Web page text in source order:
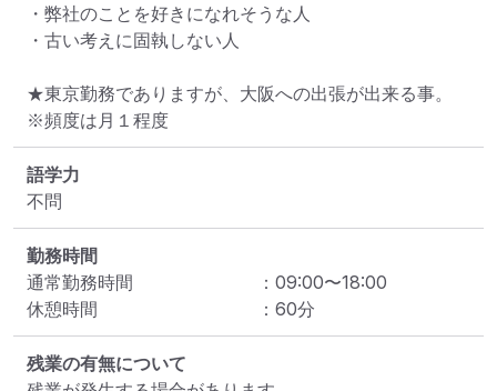
・弊社のことを好きになれそうな人
・古い考えに固執しない人
★東京勤務でありますが、大阪への出張が出来る事。
※頻度は月１程度
語学力
不問
勤務時間
通常勤務時間
： 09:00〜18:00
休憩時間
： 60分
残業の有無について